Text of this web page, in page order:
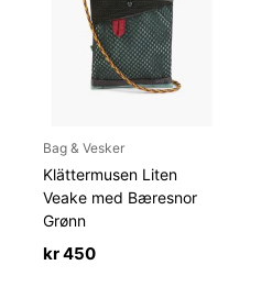
Bag & Vesker
Klättermusen Liten
Veake med Bæresnor
Grønn
kr450